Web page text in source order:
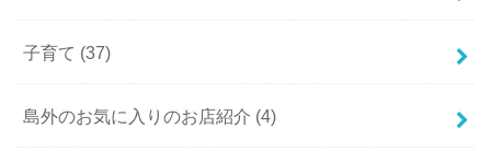
子育て (37)
島外のお気に入りのお店紹介 (4)